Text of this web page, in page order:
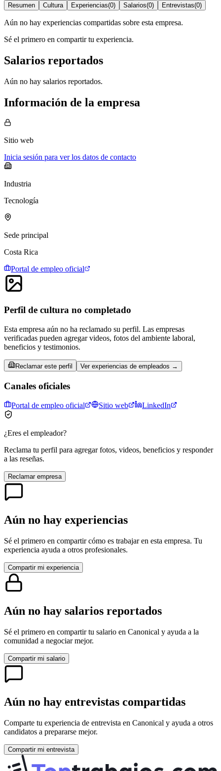
Resumen
Cultura Experiencias(0) Salarios(0) Entrevistas(0)
Aún no hay experiencias compartidas sobre esta empresa.
Sé el primero en compartir tu experiencia.
Salarios reportados
Aún no hay salarios reportados.
Información de la empresa
Sitio web
Inicia sesión para ver los datos de contacto
Industria
Tecnología
Sede principal
Costa Rica
Portal de empleo oficial
Perfil de cultura no completado
Esta empresa aún no ha reclamado su perfil. Las empresas
verificadas pueden agregar videos, fotos del ambiente laboral,
beneficios y testimonios.
Reclamar este perfil Ver experiencias de empleados →
Canales oficiales
Portal de empleo oficial Sitio web LinkedIn
¿Eres el empleador?
Reclama tu perfil para agregar fotos, videos, beneficios y responder
a las reseñas.
Reclamar empresa
Aún no hay experiencias
Sé el primero en compartir cómo es trabajar en esta empresa. Tu
experiencia ayuda a otros profesionales.
Compartir mi experiencia
Aún no hay salarios reportados
Sé el primero en compartir tu salario en Canonical y ayuda a la
comunidad a negociar mejor.
Compartir mi salario
Aún no hay entrevistas compartidas
Comparte tu experiencia de entrevista en Canonical y ayuda a otros
candidatos a prepararse mejor.
Compartir mi entrevista